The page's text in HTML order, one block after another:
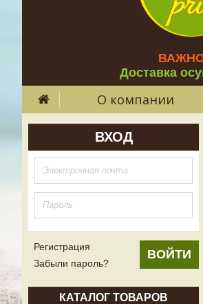
Доставка
О компании
ВХОД
Регистрация
Забыли пароль?
КАТАЛОГ ТОВАРОВ